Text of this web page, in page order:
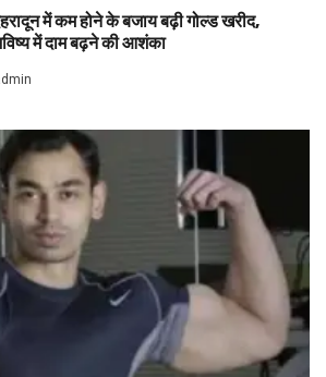
में कम होने के बजाय बढ़ी गोल्ड खरीद,
में दाम बढ़ने की आशंका